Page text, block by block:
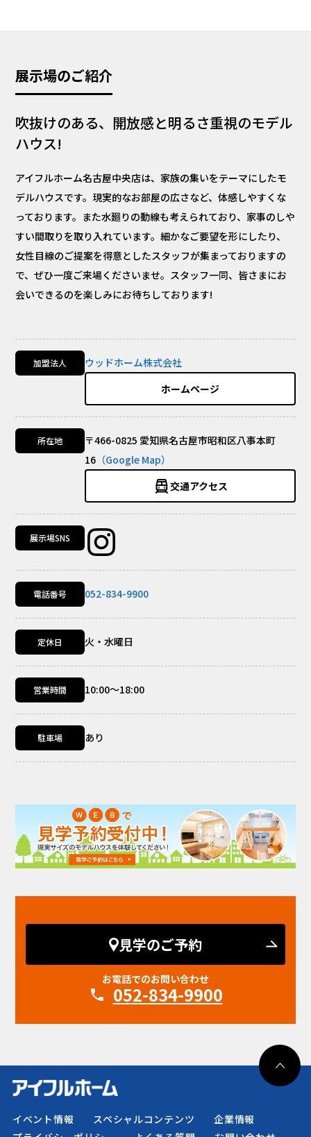
展示場のご紹介
吹抜けのある、開放感と明るさ重視のモデル
ハウス!
アイフルホーム名古屋中央店は、家族の集いをテーマにしたモ
デルハウスです。現実的なお部屋の広さなど、体感しやすくな
っております。また水廻りの動線も考えられており、家事のしや
すい間取りを取り入れています。細かなご要望を形にしたり、
女性目線のご提案を得意としたスタッフが集まっておりますの
で、ぜひ一度ご来場くださいませ。スタッフ一同、皆さまにお
会いできるのを楽しみにお待ちしております!
加盟法人
ウッドホーム株式会社
ホームページ
所在地
〒466-0825 愛知県名古屋市昭和区八事本町
16 （Google Map）
交通アクセス
展示場SNS
電話番号 052-834-9900
定休日 火・水曜日
営業時間 10:00～18:00
駐車場 あり
見学のご予約
お電話でのお問い合わせ
052-834-9900
イベント情報 スペシャルコンテンツ
企業情報